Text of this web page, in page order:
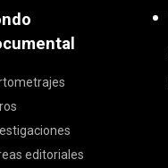
editoriales